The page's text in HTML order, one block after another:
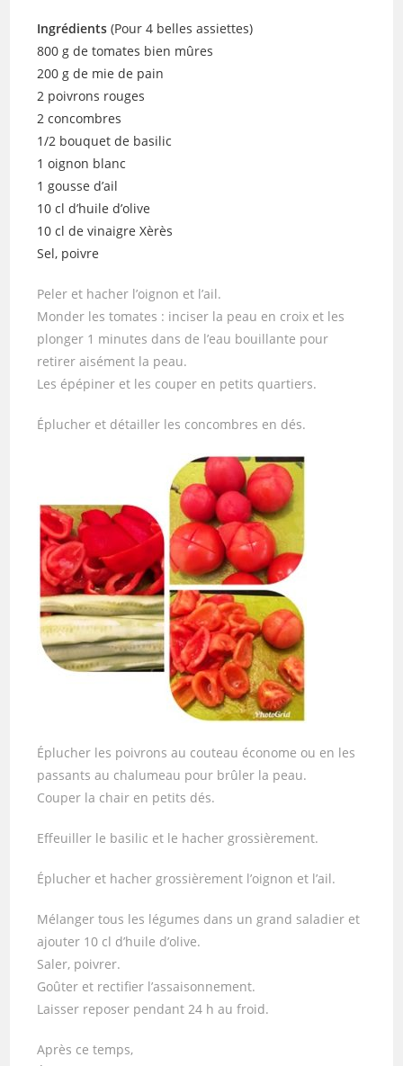
Ingrédients (Pour 4 belles assiettes)
800 g de tomates bien mûres
200 g de mie de pain
2 poivrons rouges
2 concombres
1/2 bouquet de basilic
1 oignon blanc
1 gousse d’ail
10 cl d’huile d’olive
10 cl de vinaigre Xèrès
Sel, poivre
Peler et hacher l’oignon et l’ail.
Monder les tomates : inciser la peau en croix et les
plonger 1 minutes dans de l’eau bouillante pour
retirer aisément la peau.
Les épépiner et les couper en petits quartiers.
Éplucher et détailler les concombres en dés.
Éplucher les poivrons au couteau économe ou en les
passants au chalumeau pour brûler la peau.
Couper la chair en petits dés.
Effeuiller le basilic et le hacher grossièrement.
Éplucher et hacher grossièrement l’oignon et l’ail.
Mélanger tous les légumes dans un grand saladier et
ajouter 10 cl d’huile d’olive.
Saler, poivrer.
Goûter et rectifier l’assaisonnement.
Laisser reposer pendant 24 h au froid.
Après ce temps,